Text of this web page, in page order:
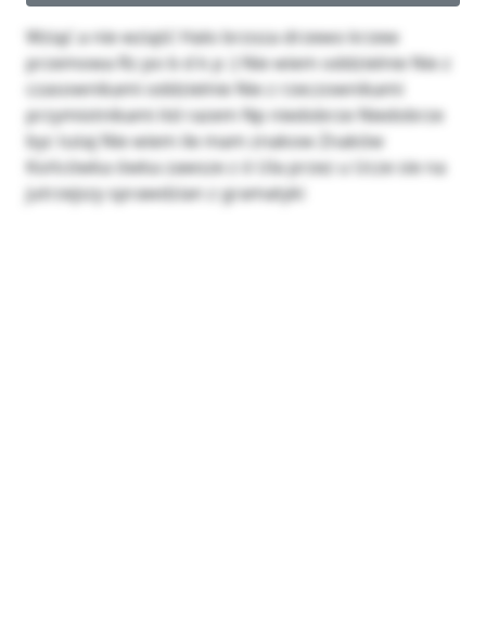
Wziąć a nie wziąść Halo brzoza drzewo krzew
przemowa Rz po b d k p :) Nie wiem oddzielnie Nie z
czasownikami oddzielnie Nie z rzeczownikami
przymiotnikami itd razem Np niedobrze Niedobrze
byc tutaj Nie wiem ile mam znakow Znaków
Końcówka ówka zawsze z ó Ula przez u Ucze sie na
jutrzejszy sprawdzian z gramatyki